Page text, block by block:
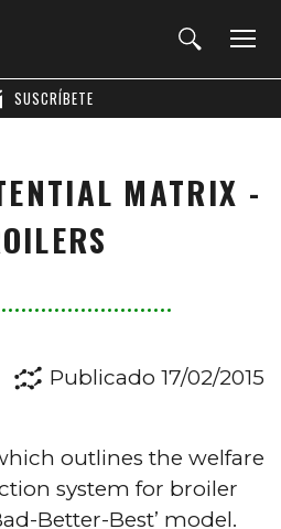
SUSCRÍBETE
MATRIX -
Publicado 17/02/2015
outlines the welfare
system for broiler
Better-Best’ model.